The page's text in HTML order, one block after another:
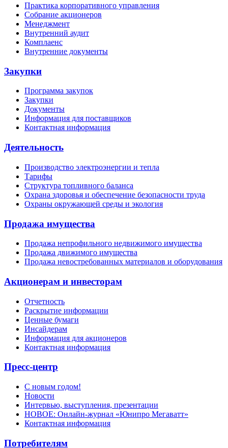
Практика корпоративного управления
Собрание акционеров
Менеджмент
Внутренний аудит
Комплаенс
Внутренние документы
Закупки
Программа закупок
Закупки
Документы
Информация для поставщиков
Контактная информация
Деятельность
Производство электроэнергии и тепла
Тарифы
Структура топливного баланса
Охрана здоровья и обеспечение безопасности труда
Охраны окружающей среды и экология
Продажа имущества
Продажа непрофильного недвижимого имущества
Продажа движимого имущества
Продажа невостребованных материалов и оборудования
Акционерам и инвесторам
Отчетность
Раскрытие информации
Ценные бумаги
Инсайдерам
Информация для акционеров
Контактная информация
Пресс-центр
С новым годом!
Новости
Интервью, выступления, презентации
НОВОЕ: Онлайн-журнал «Юнипро Мегаватт»
Контактная информация
Потребителям